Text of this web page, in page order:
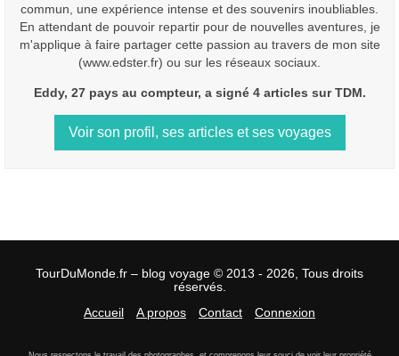
commun, une expérience intense et des souvenirs inoubliables.
En attendant de pouvoir repartir pour de nouvelles aventures, je
m'applique à faire partager cette passion au travers de mon site
(www.edster.fr) ou sur les réseaux sociaux.
Eddy, 27 pays au compteur, a signé 4 articles sur TDM.
Voir son profil, ses articles et ses voyages
TourDuMonde.fr – blog voyage © 2013 - 2026, Tous droits
réservés.
Accueil
A propos Contact Connexion